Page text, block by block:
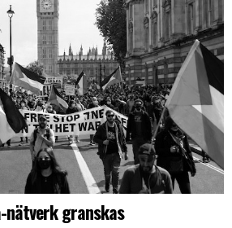
granskas